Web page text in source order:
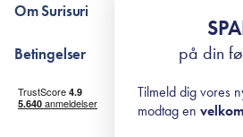
RE-ZIP
Retinol for begyndere
surisuri's mini guide til rosacea
Om Surisuri
Black Friday
Betingelser
Levering og returnering
Handelsbetingelser
Abonnementsbetingelser
på din
Tilmeld dig vores
modtag en